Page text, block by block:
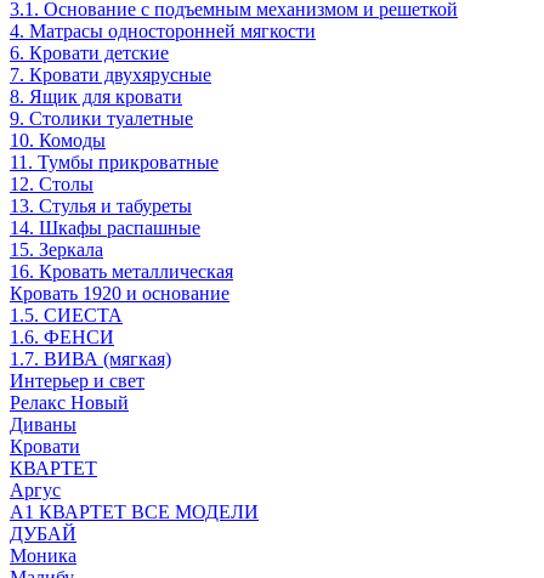
3.1. Основание с подъемным механизмом и решеткой
4. Матрасы односторонней мягкости
6. Кровати детские
7. Кровати двухярусные
8. Ящик для кровати
9. Столики туалетные
10. Комоды
11. Тумбы прикроватные
12. Столы
13. Стулья и табуреты
14. Шкафы распашные
15. Зеркала
16. Кровать металлическая
Кровать 1920 и основание
1.5. СИЕСТА
1.6. ФЕНСИ
1.7. ВИВА (мягкая)
Интерьер и свет
Релакс Новый
Диваны
Кровати
КВАРТЕТ
Аргус
А1 КВАРТЕТ ВСЕ МОДЕЛИ
ДУБАЙ
Моника